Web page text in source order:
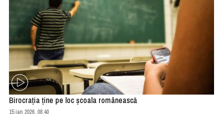
Birocraţia ţine pe loc şcoala românească
15 ian 2026, 08:40